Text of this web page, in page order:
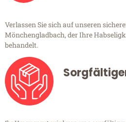
Verlassen Sie sich auf unseren
Mönchengladbach, der Ihre
behandelt.